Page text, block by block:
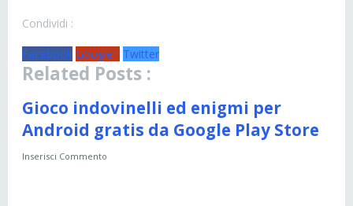
Condividi :
Facebook Google+ Twitter
Related Posts :
Gioco indovinelli ed enigmi per
Android gratis da Google Play Store
Inserisci Commento